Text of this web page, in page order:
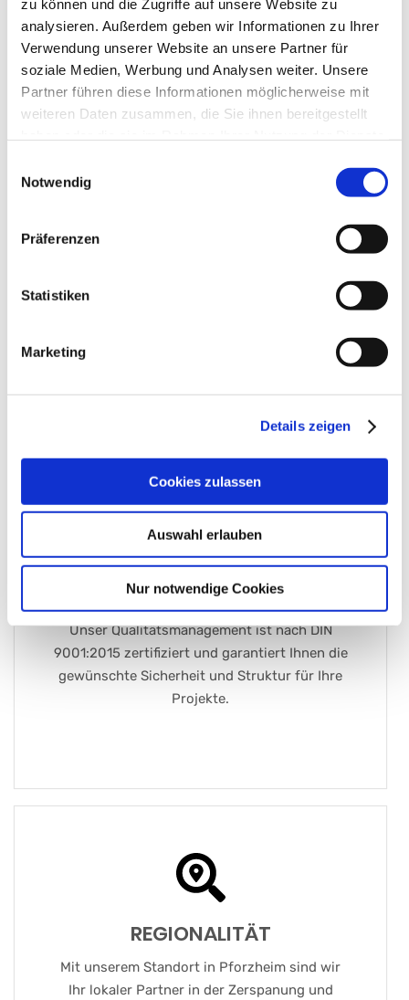
zu können und die Zugriffe auf unsere Website zu
analysieren. Außerdem geben wir Informationen zu Ihrer
Verwendung unserer Website an unsere Partner für
soziale Medien, Werbung und Analysen weiter. Unsere
Partner führen diese Informationen möglicherweise mit
weiteren Daten zusammen, die Sie ihnen bereitgestellt
Notwendig
Präferenzen
Statistiken
Marketing
Details zeigen
Cookies zulassen
Auswahl erlauben
Nur notwendige Cookies
Was macht uns aus?
hochwertige Fräsarbeiten geht, sind wir bei
Bei unseren Fertigungen steht die Qualität im
ansprechend zu realisieren.
CNC-Fräsen für Ihre Projektkomponenten
Umfassende Metallbearbeitung
QUALITÄT
Unser Qualitätsmanagement ist nach DIN
9001:2015 zertifiziert und garantiert Ihnen die
gewünschte Sicherheit und Struktur für Ihre
Projekte.
REGIONALITÄT
Mit unserem Standort in Pforzheim sind wir
Ihr lokaler Partner in der Zerspanung und